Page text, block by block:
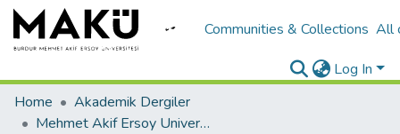
Communities & Collections All
Log In
Home
Akademik Dergiler
Mehmet Akif Ersoy University Journal of Social Sciences Institute